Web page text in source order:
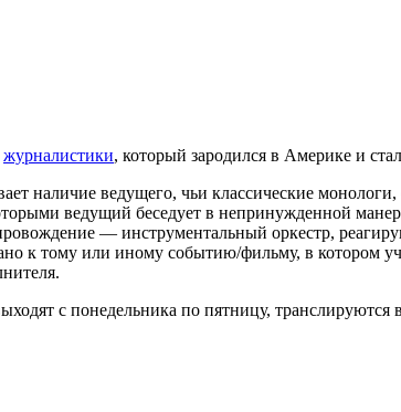
журналистики, который зародился в Америке и
наличие ведущего, чьи классические
ведущий беседует в непринужденной
— инструментальный оркестр,
к тому или иному событию/фильму, в котором
с понедельника по пятницу,